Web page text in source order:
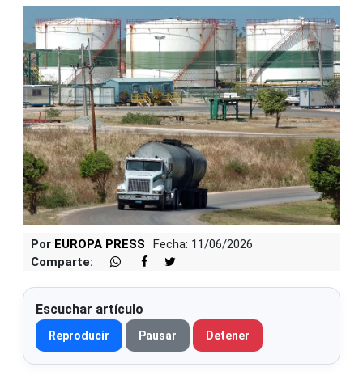
Por EUROPA PRESS
Fecha: 11/06/2026
Comparte:
Escuchar artículo
Reproducir Pausar Detener